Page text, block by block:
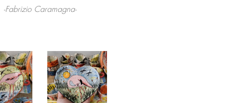
-Fabrizio Caramagna-